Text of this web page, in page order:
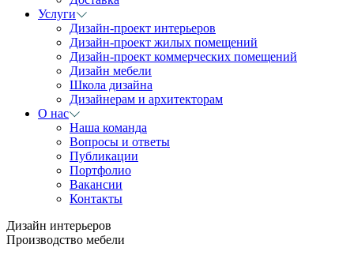
Услуги
Дизайн-проект интерьеров
Дизайн-проект жилых помещений
Дизайн-проект коммерческих помещений
Дизайн мебели
Школа дизайна
Дизайнерам и архитекторам
О нас
Наша команда
Вопросы и ответы
Публикации
Портфолио
Вакансии
Контакты
Дизайн интерьеров
Производство мебели